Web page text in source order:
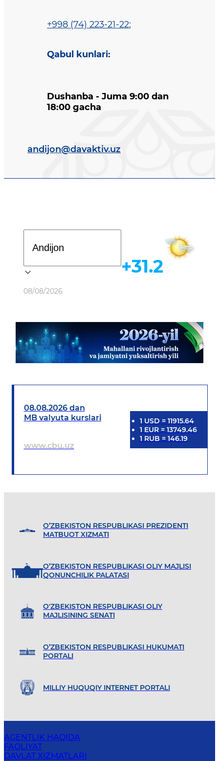
+998 (74) 223-21-22;
Qabul kunlari:
Dushanba - Juma 9:00 dan
18:00 gacha
andijon@davaktiv.uz
Ob-havo
08/08/2026
+31.2
08.08.2026 dan
MB valyuta kurslari
www.cbu.uz
1 USD = 11915.64
1 EUR= 13749.46
1 RUB = 146.19
O’ZBEKISTON RESPUBLIKASI PREZIDENTI
MATBUOT XIZMATI
O’ZBEKISTON RESPUBLIKASI OLIY MAJLISI
QONUNCHILIK PALATASI
O'ZBEKISTON RESPUBLIKASI OLIY
MAJLISINING SENATI
O’ZBEKISTON RESPUBLIKASI HUKUMATI
PORTALI
MILLIY HUQUQIY INTERNET PORTALI
AGENTLIK HAQIDA
FAOLIYAT
DAVLAT XIZMATLARI